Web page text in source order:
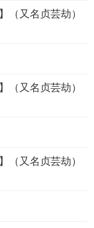
（又名贞芸劫）
（又名贞芸劫）
（又名贞芸劫）